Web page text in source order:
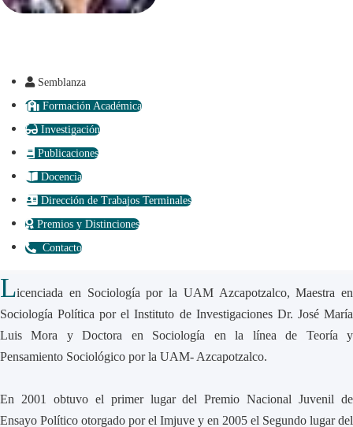
Semblanza
Formación Académica
Investigación
Publicaciones
Docencia
Dirección de Trabajos Terminales
Premios y Distinciones
Contacto
Licenciada en Sociología por la UAM Azcapotzalco, Maestra en
Sociología Política por el Instituto de Investigaciones Dr. José María
Luis Mora y Doctora en Sociología en la línea de Teoría y
Pensamiento Sociológico por la UAM- Azcapotzalco.
En 2001 obtuvo el primer lugar del Premio Nacional Juvenil de
Ensayo Político otorgado por el Imjuve y en 2005 el Segundo lugar del